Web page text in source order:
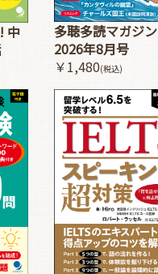
中
多聴多読マガジン
2026年8月号
￥1,480(税込)